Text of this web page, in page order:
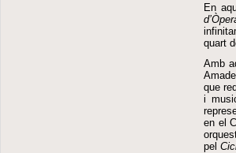
En
quart
Amb
que
i
en el
pel